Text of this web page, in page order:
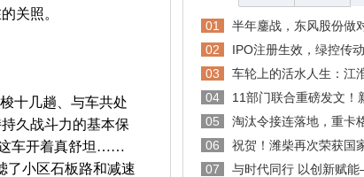
关照。
十几趟、与车共处
久战斗力的基本保
这车开着真舒坦……
了小区石板路和减速
01 半年鏖战，东风股份做
02
IPO注册生效，绿控传
03
车轮上的活水人生：江
04
11部门联合重磅发文！
05
淘汰令接连落地，重卡
06
祝贺！潍柴再次荣获国
07
与时代同行 以创新赋